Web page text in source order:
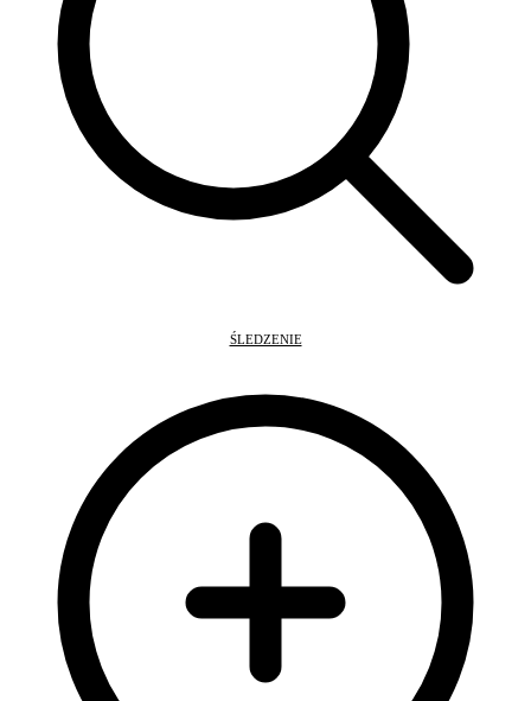
ŚLEDZENIE